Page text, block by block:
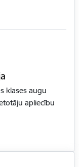
klases augu
apliecību